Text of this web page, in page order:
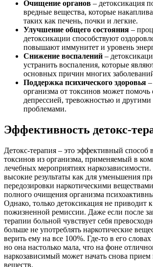
Очищение органов – детоксикация
вредные вещества, которые
таких как печень, почки и легкие.
Улучшение общего состояния –
детоксикации способствуют
повышают иммунитет и уровень
Снижение воспалений –
устранить воспаления, которые
основных причин многих
Поддержка психического здоровья
организма от токсинов может помочь
депрессией, тревожностью и
проблемами.
Эффективность детокс-
Детокс-терапия – это эффективный способ
токсинов из организма, применяемый в
лечебных мероприятиях
высокие результаты как для уменьшения
передозировки наркотическими
полного очищения организма
Однако, только детоксикация не приводит
пожизненной ремиссии. Даже если после
терапии больной чувствует себя
больше не употреблять наркотические
верить ему на все 100%. Где-то в его
но она настолько мала, что на фоне
наркозависимый может начать снова прием
веществ.